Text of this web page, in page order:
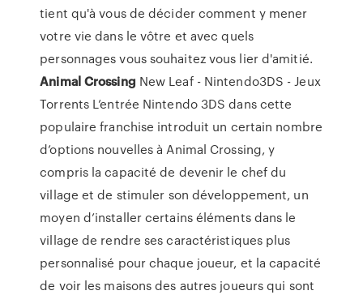
tient qu'à vous de décider comment y mener
votre vie dans le vôtre et avec quels
personnages vous souhaitez vous lier d'amitié.
AnimalCrossing New Leaf - Nintendo3DS - Jeux
Torrents L’entrée Nintendo 3DS dans cette
populaire franchise introduit un certain nombre
d’options nouvelles à Animal Crossing, y
compris la capacité de devenir le chef du
village et de stimuler son développement, un
moyen d’installer certains éléments dans le
village de rendre ses caractéristiques plus
personnalisé pour chaque joueur, et la capacité
de voir les maisons des autres joueurs qui sont